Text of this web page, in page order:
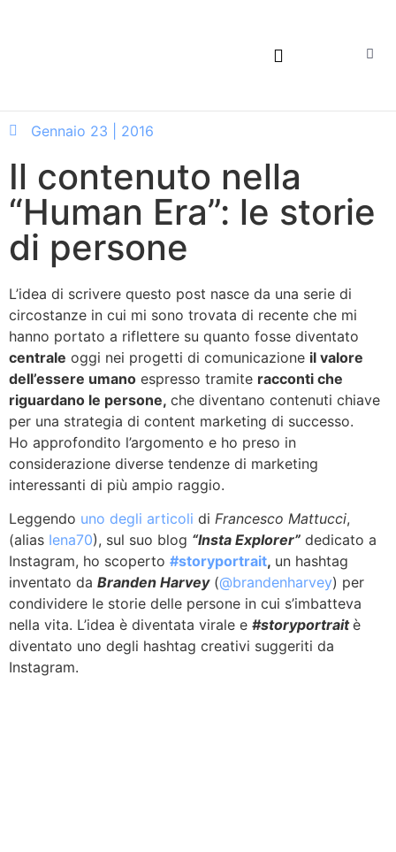
Gennaio 23 | 2016
Il contenuto nella
“Human Era”: le storie
di persone
L’idea di scrivere questo post nasce da una serie di
circostanze in cui mi sono trovata di recente che mi
hanno portato a riflettere su quanto fosse diventato
centrale oggi nei progetti di comunicazione il valore
dell’essere umano espresso tramite racconti che
riguardano le persone, che diventano contenuti chiave
per una strategia di content marketing di successo.
Ho approfondito l’argomento e ho preso in
considerazione diverse tendenze di marketing
interessanti di più ampio raggio.
Leggendo uno degli articoli di Francesco Mattucci,
(alias Iena70), sul suo blog “Insta Explorer” dedicato a
Instagram, ho scoperto #storyportrait, un hashtag
inventato da Branden Harvey (@brandenharvey) per
condividere le storie delle persone in cui s’imbatteva
nella vita. L’idea è diventata virale e #storyportrait è
diventato uno degli hashtag creativi suggeriti da
Instagram.